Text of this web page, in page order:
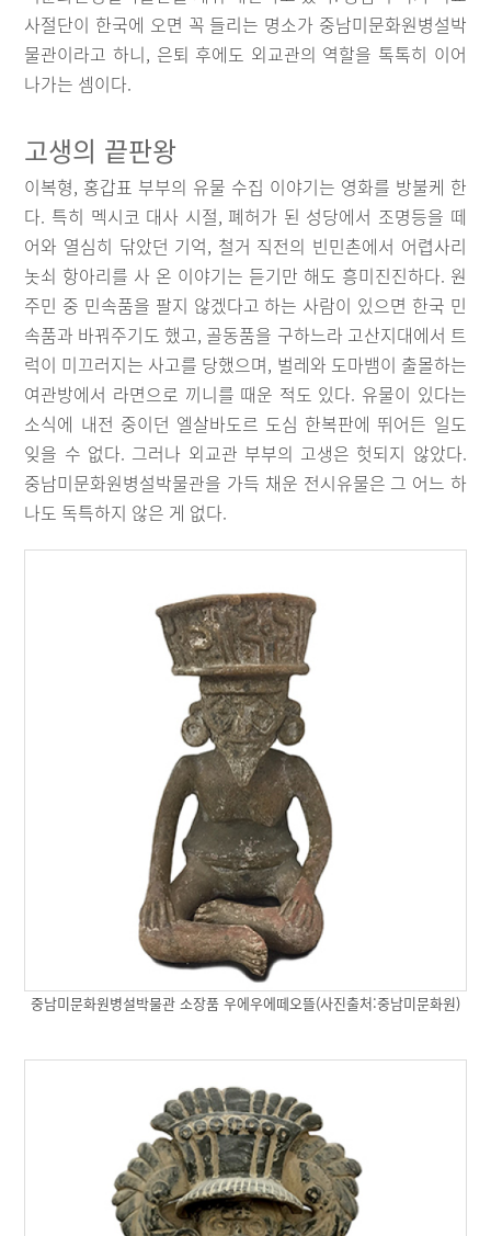
사절단이 한국에 오면 꼭 들리는 명소가 중남미문화원병설박
물관이라고 하니, 은퇴 후에도 외교관의 역할을 톡톡히 이어
나가는 셈이다.
고생의 끝판왕
이복형, 홍갑표 부부의 유물 수집 이야기는 영화를 방불케 한
다. 특히 멕시코 대사 시절, 폐허가 된 성당에서 조명등을 떼
어와 열심히 닦았던 기억, 철거 직전의 빈민촌에서 어렵사리
놋쇠 항아리를 사 온 이야기는 듣기만 해도 흥미진진하다. 원
주민 중 민속품을 팔지 않겠다고 하는 사람이 있으면 한국 민
속품과 바꿔주기도 했고, 골동품을 구하느라 고산지대에서 트
럭이 미끄러지는 사고를 당했으며, 벌레와 도마뱀이 출몰하는
여관방에서 라면으로 끼니를 때운 적도 있다. 유물이 있다는
소식에 내전 중이던 엘살바도르 도심 한복판에 뛰어든 일도
잊을 수 없다. 그러나 외교관 부부의 고생은 헛되지 않았다.
중남미문화원병설박물관을 가득 채운 전시유물은 그 어느 하
나도 독특하지 않은 게 없다.
중남미문화원병설박물관 소장품 우에우에떼오뜰(사진출처:중남미문화원)